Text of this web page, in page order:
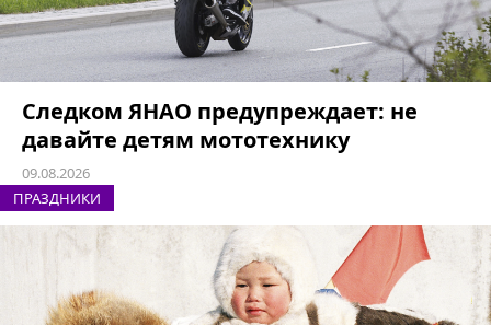
Следком ЯНАО предупреждает: не
давайте детям мототехнику
09.08.2026
ПРАЗДНИКИ